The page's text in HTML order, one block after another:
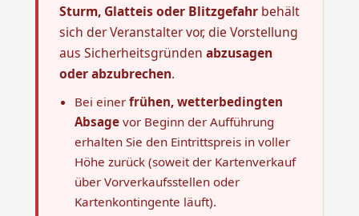
Sturm, Glatteis oder Blitzgefahrbehält
sich der Veranstalter vor, die Vorstellung
aus Sicherheitsgründen abzusagen
oder abzubrechen.
Bei einer frühen, wetterbedingten
Absagevor Beginn der Aufführung
erhalten Sie den Eintrittspreis in voller
Höhe zurück (soweit der Kartenverkauf
über Vorverkaufsstellen oder
Kartenkontingente läuft).